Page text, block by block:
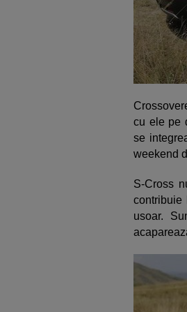
cu ele pe
se
weekend
S-Cross
contribuie
usoar.